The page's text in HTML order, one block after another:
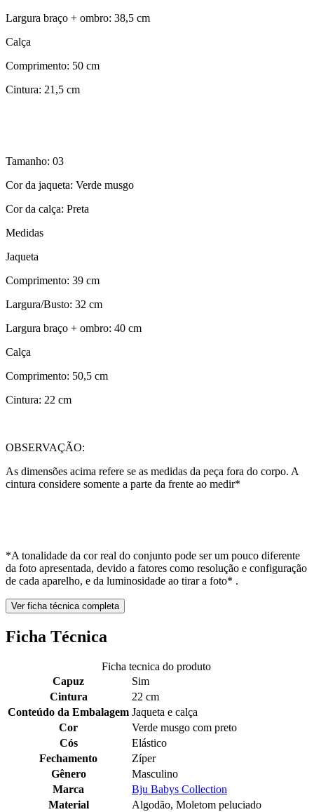
Largura braço + ombro: 38,5 cm
Calça
Comprimento: 50 cm
Cintura: 21,5 cm
Tamanho: 03
Cor da jaqueta: Verde musgo
Cor da calça: Preta
Medidas
Jaqueta
Comprimento: 39 cm
Largura/Busto: 32 cm
Largura braço + ombro: 40 cm
Calça
Comprimento: 50,5 cm
Cintura: 22 cm
OBSERVAÇÃO:
As dimensões acima refere se as medidas da peça fora do corpo. A
cintura considere somente a parte da frente ao medir*
*A tonalidade da cor real do conjunto pode ser um pouco diferente
da foto apresentada, devido a fatores como resolução e configuração
de cada aparelho, e da luminosidade ao tirar a foto* .
Ver ficha técnica completa
Ficha Técnica
Ficha tecnica do produto
Capuz
Sim
Cintura
22 cm
Conteúdo da Embalagem Jaqueta e calça
Cor
Verde musgo com preto
Cós
Elástico
Fechamento
Zíper
Gênero
Masculino
Marca
Bju Babys Collection
Material
Algodão, Moletom peluciado